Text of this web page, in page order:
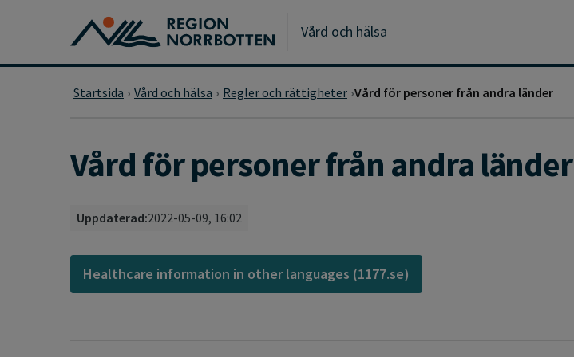
Gå till huvudmeny
Gå till övergripande innehåll
Vård och hälsa
Startsida Vård och hälsa Regler och rättigheter Vård för personer från andra länder
Vård för personer från andra länder
Uppdaterad:2022-05-09, 16:02
Healthcare information in other languages (1177.se)